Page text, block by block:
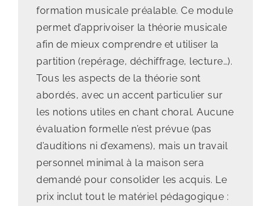
formation musicale préalable. Ce module
permet d’apprivoiser la théorie musicale
afin de mieux comprendre et utiliser la
partition (repérage, déchiffrage, lecture…).
Tous les aspects de la théorie sont
abordés, avec un accent particulier sur
les notions utiles en chant choral. Aucune
évaluation formelle n’est prévue (pas
d’auditions ni d’examens), mais un travail
personnel minimal à la maison sera
demandé pour consolider les acquis. Le
prix inclut tout le matériel pédagogique :